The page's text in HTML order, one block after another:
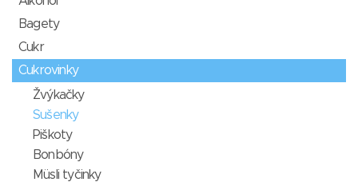
Bagety
Cukr
Cukrovinky
Žvýkačky
Sušenky
Piškoty
Bonbóny
Müsli tyčinky